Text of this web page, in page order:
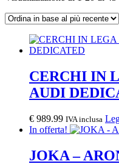
CERCHI IN
AUDI
€ 989.99 IVA inclusa
In offerta!
JOKA –